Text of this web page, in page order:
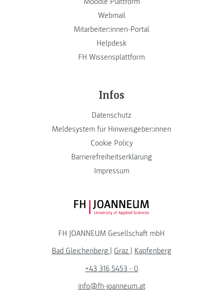
Webmail
Mitarbeiter:innen-Portal
Helpdesk
FH Wissensplattform
Infos
Datenschutz
Meldesystem für Hinweisgeber:innen
Cookie Policy
Barrierefreiheitserklärung
Impressum
FH JOANNEUM Logo
FH JOANNEUM Gesellschaft mbH
Bad Gleichenberg
Graz
Kapfenberg
+43 316 5453 - 0
info@fh-joanneum.at